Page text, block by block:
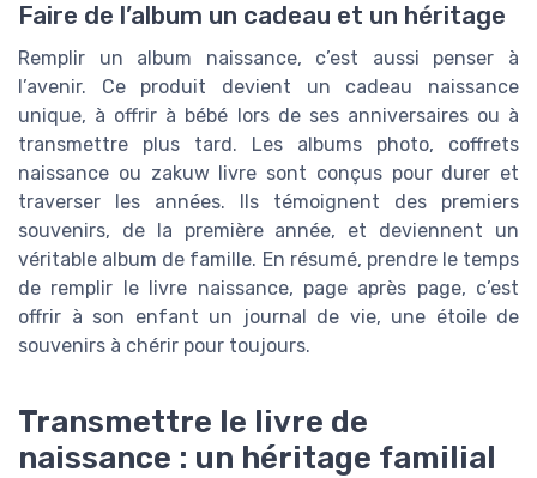
Faire de l’album un cadeau et un héritage
Remplir un album naissance, c’est aussi penser à
l’avenir. Ce produit devient un cadeau naissance
unique, à offrir à bébé lors de ses anniversaires ou à
transmettre plus tard. Les albums photo, coffrets
naissance ou zakuw livre sont conçus pour durer et
traverser les années. Ils témoignent des premiers
souvenirs, de la première année, et deviennent un
véritable album de famille. En résumé, prendre le temps
de remplir le livre naissance, page après page, c’est
offrir à son enfant un journal de vie, une étoile de
souvenirs à chérir pour toujours.
Transmettre le livre de
naissance : un héritage familial